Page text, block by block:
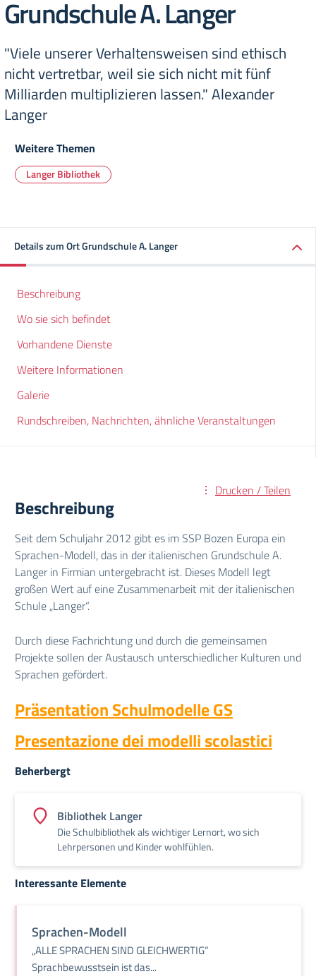
Grundschule A. Langer
"Viele unserer Verhaltensweisen sind ethisch
nicht vertretbar, weil sie sich nicht mit fünf
Milliarden multiplizieren lassen." Alexander
Langer
Weitere Themen
Langer Bibliothek
Details zum Ort Grundschule A. Langer
Beschreibung
Wo sie sich befindet
Vorhandene Dienste
Weitere Informationen
Galerie
Rundschreiben, Nachrichten, ähnliche Veranstaltungen
Drucken / Teilen
Beschreibung
Seit dem Schuljahr 2012 gibt es im SSP Bozen Europa ein
Sprachen-Modell, das in der italienischen Grundschule A.
Langer in Firmian untergebracht ist. Dieses Modell legt
großen Wert auf eine Zusammenarbeit mit der italienischen
Schule „Langer“.
Durch diese Fachrichtung und durch die gemeinsamen
Projekte sollen der Austausch unterschiedlicher Kulturen und
Sprachen gefördert.
Präsentation Schulmodelle GS
Presentazione dei modelli scolastici
Beherbergt
Bibliothek Langer
Die Schulbibliothek als wichtiger Lernort, wo sich
Lehrpersonen und Kinder wohlfühlen.
Interessante Elemente
Sprachen-Modell
„ALLE SPRACHEN SIND GLEICHWERTIG“
Sprachbewusstsein ist das...